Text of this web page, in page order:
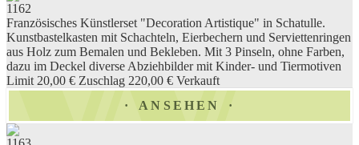
1162
Französisches Künstlerset "Decoration Artistique" in Schatulle.
Kunstbastelkasten mit Schachteln, Eierbechern und Serviettenringen
aus Holz zum Bemalen und Bekleben. Mit 3 Pinseln, ohne Farben,
dazu im Deckel diverse Abziehbilder mit Kinder- und Tiermotiven
Limit 20,00 € Zuschlag 220,00 € Verkauft
ANSEHEN